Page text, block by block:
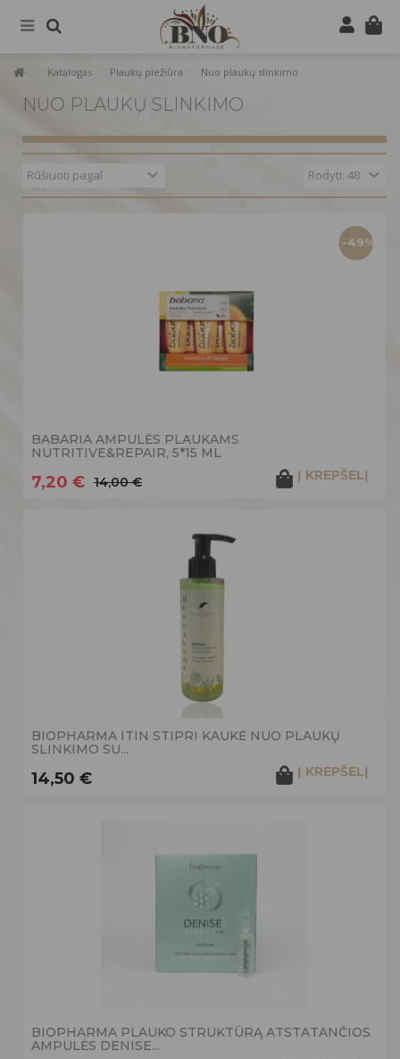
Katalogas Plaukų piežiūra Nuo plaukų slinkimo
NUO PLAUKŲ SLINKIMO
-49%
BABARIA AMPULĖS PLAUKAMS
NUTRITIVE&REPAIR, 5*15 ML
7,20 € 14,00 € Į KREPŠELĮ
BIOPHARMA ITIN STIPRI KAUKĖ NUO PLAUKŲ
SLINKIMO SU...
14,50 € Į KREPŠELĮ
BIOPHARMA PLAUKO STRUKTŪRĄ ATSTATANČIOS
AMPULĖS DENISE...